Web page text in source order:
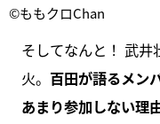
©ももクロChan
そしてなんと！ 武
火。 百田が語るメン
あまり参加しない理